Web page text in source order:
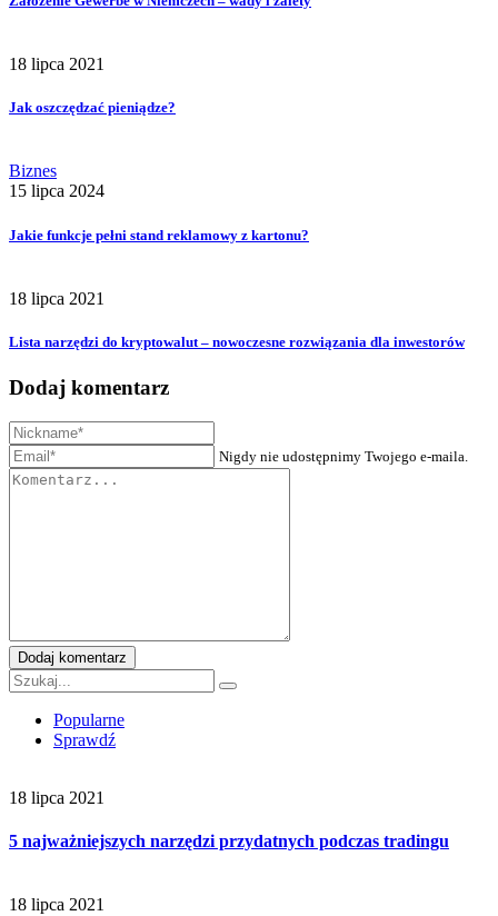
18 lipca 2021
Jak oszczędzać pieniądze?
Biznes
15 lipca 2024
Jakie funkcje pełni stand reklamowy z kartonu?
18 lipca 2021
Lista narzędzi do kryptowalut – nowoczesne rozwiązania dla inwestorów
Dodaj komentarz
Nigdy nie udostępnimy Twojego e-maila.
Dodaj komentarz
Popularne
Sprawdź
18 lipca 2021
5 najważniejszych narzędzi przydatnych podczas tradingu
18 lipca 2021